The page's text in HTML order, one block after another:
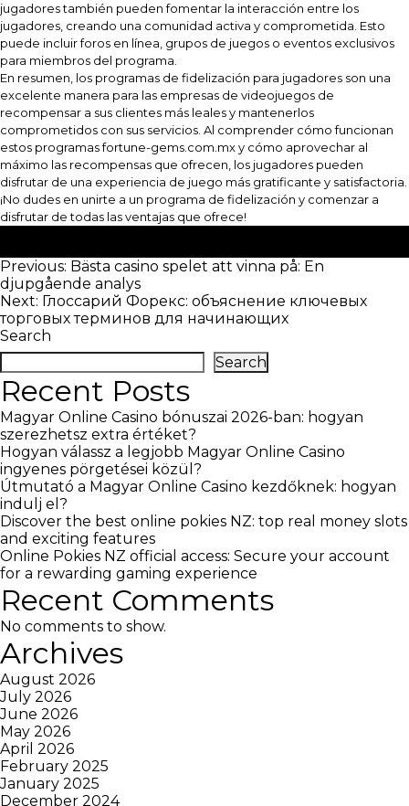
jugadores también pueden fomentar la interacción entre los
jugadores, creando una comunidad activa y comprometida. Esto
puede incluir foros en línea, grupos de juegos o eventos exclusivos
para miembros del programa.
En resumen, los programas de fidelización para jugadores son una
excelente manera para las empresas de videojuegos de
recompensar a sus clientes más leales y mantenerlos
comprometidos con sus servicios. Al comprender cómo funcionan
estos programasfortune-gems.com.mxy cómo aprovechar al
máximo las recompensas que ofrecen, los jugadores pueden
disfrutar de una experiencia de juego más gratificante y satisfactoria.
¡No dudes en unirte a un programa de fidelización y comenzar a
disfrutar de todas las ventajas que ofrece!
Post
navigation
Previous: Bästa casino spelet att vinna på: En
djupgående analys
Next: Глоссарий Форекс: объяснение ключевых
торговых терминов для начинающих
Search
Search
Recent Posts
Magyar Online Casino bónuszai 2026-ban: hogyan
szerezhetsz extra értéket?
Hogyan válassz a legjobb Magyar Online Casino
ingyenes pörgetései közül?
Útmutató a Magyar Online Casino kezdőknek: hogyan
indulj el?
Discover the best online pokies NZ: top real money slots
and exciting features
Online Pokies NZ official access: Secure your account
for a rewarding gaming experience
Recent Comments
No comments to show.
Archives
August 2026
July 2026
June 2026
May 2026
April 2026
February 2025
January 2025
December 2024